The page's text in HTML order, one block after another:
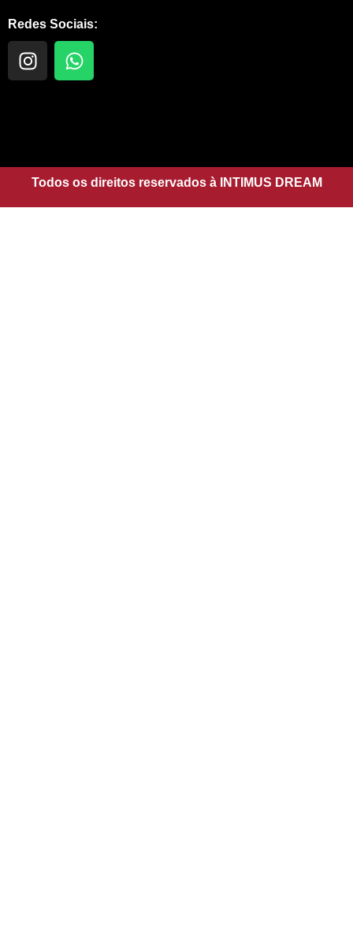
Redes Sociais:
I
n
r
a
m
W
h
p
p
Todos os direitos reservados à INTIMUS DREAM